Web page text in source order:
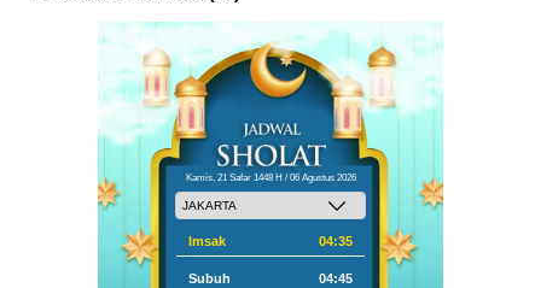
Kamis, 21 Safar 1448 H / 06 Agustus 2026
Imsak 04:35
Subuh 04:45